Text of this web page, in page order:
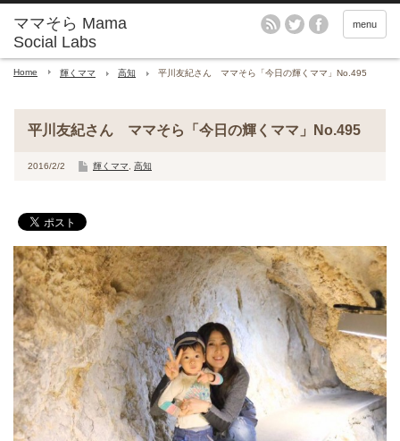
menu
Home 輝くママ 高知 平川友紀さん ママそら「今日の輝くママ」No.495
平川友紀さん ママそら「今日の輝くママ」No.495
2016/2/2 輝くママ 高知